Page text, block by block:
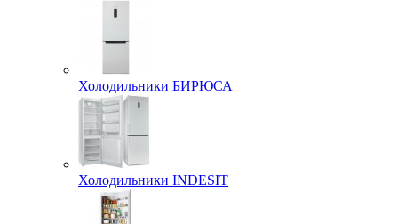
Холодильники БИРЮСА
Холодильники INDESIT